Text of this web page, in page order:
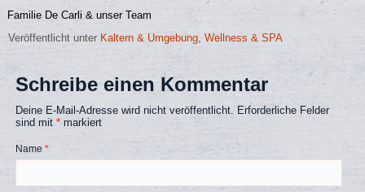
Familie De Carli & unser Team
Veröffentlicht unter Kaltern & Umgebung ,Wellness & SPA
Schreibe einen Kommentar
Deine E-Mail-Adresse wird nicht veröffentlicht. Erforderliche Felder
sind mit* markiert
Name*